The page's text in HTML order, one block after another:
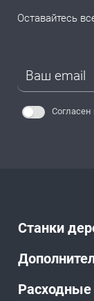
Станки
Оставайтесь
Согласен